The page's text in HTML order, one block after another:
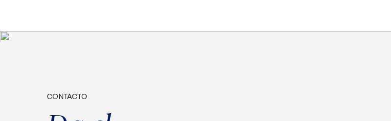
CONTACTO